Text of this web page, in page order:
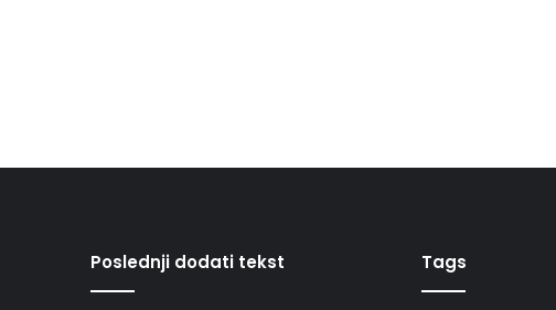
Poslednji dodati tekst Tags